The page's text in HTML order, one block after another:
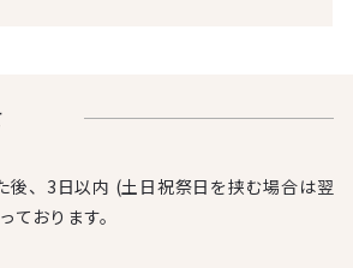
後、3日以内 (土日祝祭日を挟む場合は翌
ております。